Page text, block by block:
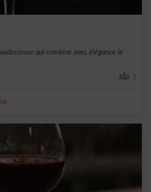
qui combine avec élégance le
1